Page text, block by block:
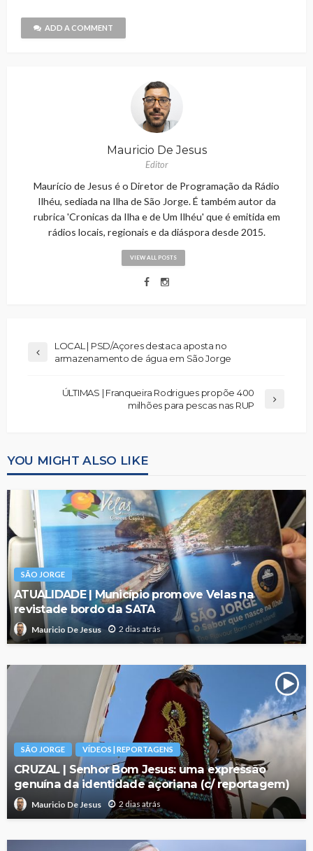
ADD A COMMENT
Mauricio De Jesus
Editor
Maurício de Jesus é o Diretor de Programação da Rádio
Ilhéu, sediada na Ilha de São Jorge. É também autor da
rubrica 'Cronicas da Ilha e de Um Ilhéu' que é emitida em
rádios locais, regionais e da diáspora desde 2015.
VIEW ALL POSTS
LOCAL | PSD/Açores destaca aposta no
armazenamento de água em São Jorge
ÚLTIMAS | Franqueira Rodrigues propõe 400
milhões para pescas nas RUP
YOU MIGHT ALSO LIKE
SÃO JORGE
ATUALIDADE | Município promove Velas na
revistade bordo da SATA
Mauricio De Jesus 2 dias atrás
SÃO JORGE VÍDEOS | REPORTAGENS
CRUZAL | Senhor Bom Jesus: uma expressão
genuína da identidade açoriana (c/ reportagem)
Mauricio De Jesus 2 dias atrás